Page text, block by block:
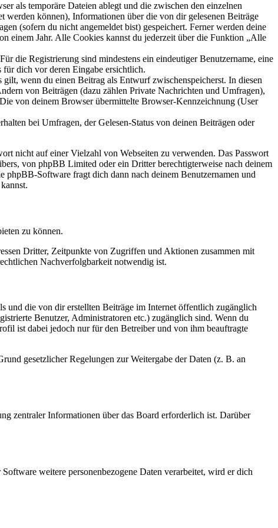
als temporäre Dateien ablegt und die zwischen den einzelnen
können), Informationen über die von dir gelesenen Beiträge
(sofern du nicht angemeldet bist) gespeichert. Ferner werden deine
einem Jahr. Alle Cookies kannst du jederzeit über die Funktion „Alle
die Registrierung sind mindestens ein eindeutiger Benutzername, eine
dich vor deren Eingabe ersichtlich.
wenn du einen Beitrag als Entwurf zwischenspeicherst. In diesen
von Beiträgen (dazu zählen Private Nachrichten und Umfragen),
von deinem Browser übermittelte Browser-Kennzeichnung (User
bei Umfragen, der Gelesen-Status von deinen Beiträgen oder
nicht auf einer Vielzahl von Webseiten zu verwenden. Das Passwort
von phpBB Limited oder ein Dritter berechtigterweise nach deinem
phpBB-Software fragt dich dann nach deinem Benutzernamen und
zu können.
Dritter, Zeitpunkte von Zugriffen und Aktionen zusammen mit
Nachverfolgbarkeit notwendig ist.
und die von dir erstellten Beiträge im Internet öffentlich zugänglich
Benutzer, Administratoren etc.) zugänglich sind. Wenn du
ist dabei jedoch nur für den Betreiber und von ihm beauftragte
gesetzlicher Regelungen zur Weitergabe der Daten (z. B. an
zentraler Informationen über das Board erforderlich ist. Darüber
weitere personenbezogene Daten verarbeitet, wird er dich